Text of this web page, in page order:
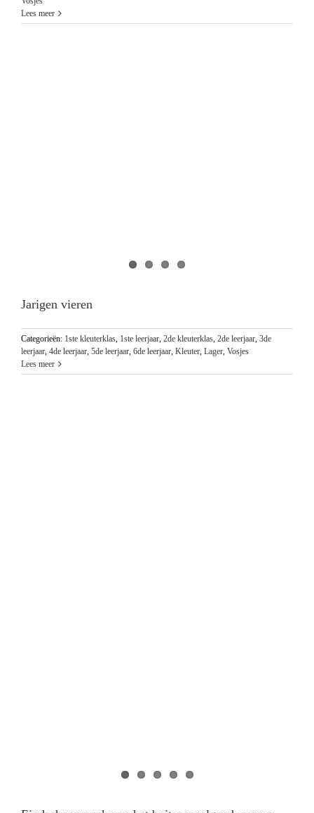
Lees meer
Jarigen vieren
Categorieën: 1ste kleuterklas, 1ste leerjaar, 2de kleuterklas, 2de leerjaar, 3de
leerjaar, 4de leerjaar, 5de leerjaar, 6de leerjaar, Kleuter, Lager, Vosjes
Lees meer